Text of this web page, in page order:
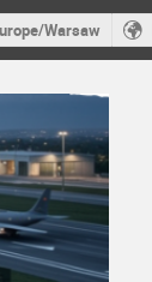
Warsaw